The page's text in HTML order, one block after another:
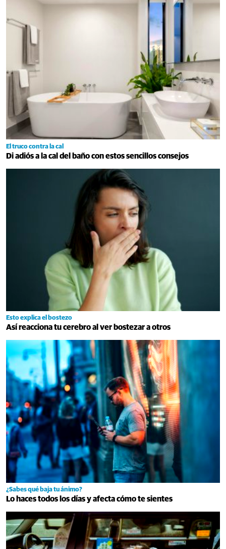
El truco contra la cal
Di adiós a la cal del baño con estos sencillos consejos
Esto explica el bostezo
Así reacciona tu cerebro al ver bostezar a otros
¿Sabes qué baja tu ánimo?
Lo haces todos los días y afecta cómo te sientes